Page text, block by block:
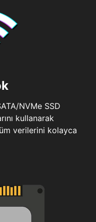
NVMe SSD
kullanarak
verilerini kolayca